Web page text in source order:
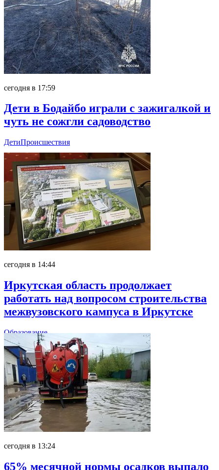
сегодня в 17:59
Дети в Бодайбо играли с зажигалкой и
чуть не сожгли садоводство
ДетиПроисшествия
сегодня в 14:44
Иркутская область продолжает
работать над вопросом строительства
межвузовского кампуса в Иркутске
Образование
сегодня в 13:24
65% месячной нормы осадков выпало